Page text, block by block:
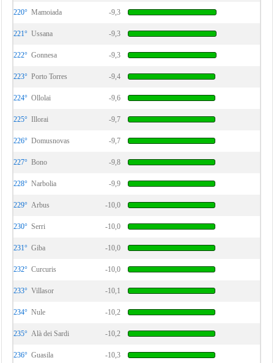
220° Mamoiada -9,3
221° Ussana -9,3
222° Gonnesa -9,3
223° Porto Torres -9,4
224° Ollolai -9,6
225° Illorai -9,7
226° Domusnovas -9,7
227° Bono -9,8
228° Narbolia -9,9
229° Arbus -10,0
230° Serri -10,0
231° Giba -10,0
232° Curcuris -10,0
233° Villasor -10,1
234° Nule -10,2
235° Alà dei Sardi -10,2
236° Guasila -10,3